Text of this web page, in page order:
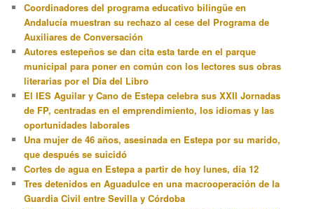
Coordinadores del programa educativo bilingüe en
Andalucía muestran su rechazo al cese del Programa de
Auxiliares de Conversación
Autores estepeños se dan cita esta tarde en el parque
municipal para poner en común con los lectores sus obras
literarias por el Día del Libro
El IES Aguilar y Cano de Estepa celebra sus XXII Jornadas
de FP, centradas en el emprendimiento, los idiomas y las
oportunidades laborales
Una mujer de 46 años, asesinada en Estepa por su marido,
que después se suicidó
Cortes de agua en Estepa a partir de hoy lunes, día 12
Tres detenidos en Aguadulce en una macrooperación de la
Guardia Civil entre Sevilla y Córdoba